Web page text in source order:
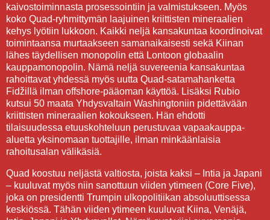
kaivostoiminnasta prosessointiin ja valmistukseen. Myös
koko Quad-ryhmittymän laajuinen kriittisten mineraalien
kehys lyötiin lukkoon. Kaikki neljä kansakuntaa koordinoivat
toimintaansa murtaakseen samanaikaisesti sekä Kiinan
lähes täydellisen monopolin että Lontoon globaalin
kauppamonopolin. Nämä neljä suvereenia kansakuntaa
rahoittavat yhdessä myös uutta Quad-satamahanketta
Fidžillä ilman offshore-pääoman käyttöä. Lisäksi Rubio
kutsui 50 maata Yhdysvaltain Washingtoniin pidettävään
kriittisten mineraalien kokoukseen. Hän ehdotti
tilaisuudessa etuuskohteluun perustuvaa vapaakauppa-
aluetta yksinomaan tuottajille, ilman minkäänlaisia
rahoitusalan välikäsiä.
Quad koostuu neljästä valtiosta, joista kaksi – Intia ja Japani
– kuuluvat myös niin sanottuun viiden ytimeen (Core Five),
joka on presidentti Trumpin ulkopolitiikan absoluuttisessa
keskiössä. Tähän viiden ytimeen kuuluvat Kiina, Venäjä,